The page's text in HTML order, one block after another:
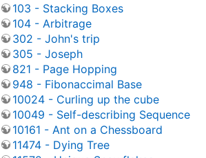
103 - Stacking Boxes
104 - Arbitrage
302 - John's trip
305 - Joseph
821 - Page Hopping
948 - Fibonaccimal Base
10024 - Curling up the cube
10049 - Self-describing Sequence
10161 - Ant on a Chessboard
11474 - Dying Tree